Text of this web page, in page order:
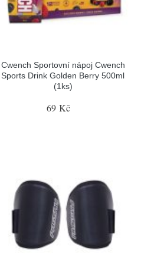
Cwench Sportovní nápoj Cwench
Sports Drink Golden Berry 500ml
(1ks)
69 Kč